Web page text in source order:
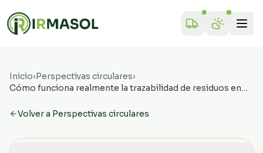
Inicio›Perspectivas circulares›
Cómo funciona realmente la trazabilidad de residuos en
Volver a Perspectivas circulares